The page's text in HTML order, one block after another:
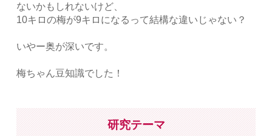
ないかもしれないけど、
10キロの梅が9キロになるって結構な違いじゃない？
いやー奥が深いです。
梅ちゃん豆知識でした！
研究テーマ